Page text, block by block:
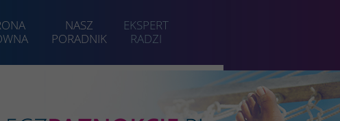
NASZ
PORADNIK
EKSPERT
RADZI